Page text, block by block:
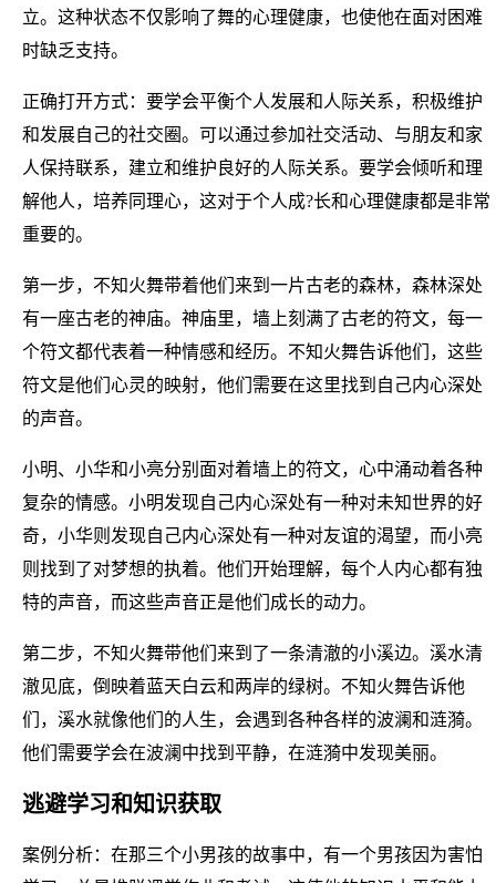
立。这种状态不仅影响了舞的心理健康，也使他在面对困难
时缺乏支持。
正确打开方式：要学会平衡个人发展和人际关系，积极维护
和发展自己的社交圈。可以通过参加社交活动、与朋友和家
人保持联系，建立和维护良好的人际关系。要学会倾听和理
解他人，培养同理心，这对于个人成?长和心理健康都是非常
重要的。
第一步，不知火舞带着他们来到一片古老的森林，森林深处
有一座古老的神庙。神庙里，墙上刻满了古老的符文，每一
个符文都代表着一种情感和经历。不知火舞告诉他们，这些
符文是他们心灵的映射，他们需要在这里找到自己内心深处
的声音。
小明、小华和小亮分别面对着墙上的符文，心中涌动着各种
复杂的情感。小明发现自己内心深处有一种对未知世界的好
奇，小华则发现自己内心深处有一种对友谊的渴望，而小亮
则找到了对梦想的执着。他们开始理解，每个人内心都有独
特的声音，而这些声音正是他们成长的动力。
第二步，不知火舞带他们来到了一条清澈的小溪边。溪水清
澈见底，倒映着蓝天白云和两岸的绿树。不知火舞告诉他
们，溪水就像他们的人生，会遇到各种各样的波澜和涟漪。
他们需要学会在波澜中找到平静，在涟漪中发现美丽。
逃避学习和知识获取
案例分析：在那三个小男孩的故事中，有一个男孩因为害怕